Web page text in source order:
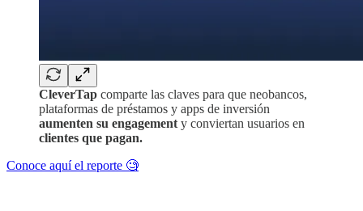
CleverTap comparte las claves para que neobancos,
plataformas de préstamos y apps de inversión
aumenten su engagement y conviertan usuarios en
clientes que pagan.
Conoce aquí el reporte 🧐